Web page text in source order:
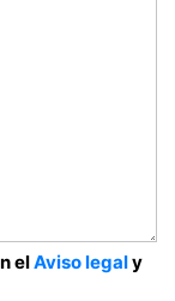
elAviso legaly